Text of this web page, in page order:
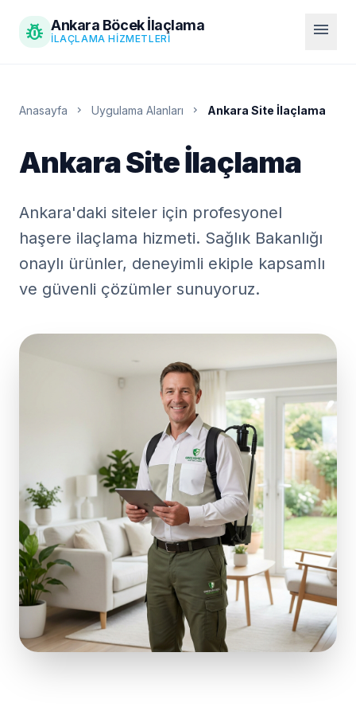
pest_control Ankara Böcek İlaçlama
İLAÇLAMA HIZMETLERI menu
Anasayfa chevron_right Uygulama Alanları chevron_right Ankara Site İlaçlama
Ankara Site İlaçlama
Ankara'daki siteler için profesyonel
haşere ilaçlama hizmeti. Sağlık Bakanlığı
onaylı ürünler, deneyimli ekiple kapsamlı
ve güvenli çözümler sunuyoruz.